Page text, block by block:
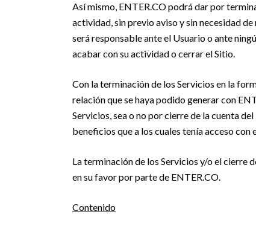
Así mismo, ENTER.CO podrá dar por
actividad, sin previo aviso y sin necesidad
será responsable ante el Usuario o ante
acabar con su actividad o cerrar el Sitio.
Con la terminación de los Servicios en la
relación que se haya podido generar con
Servicios, sea o no por cierre de la cuenta
beneficios que a los cuales tenía acceso con
La terminación de los Servicios y/o el cierre
en su favor por parte de ENTER.CO.
Contenido